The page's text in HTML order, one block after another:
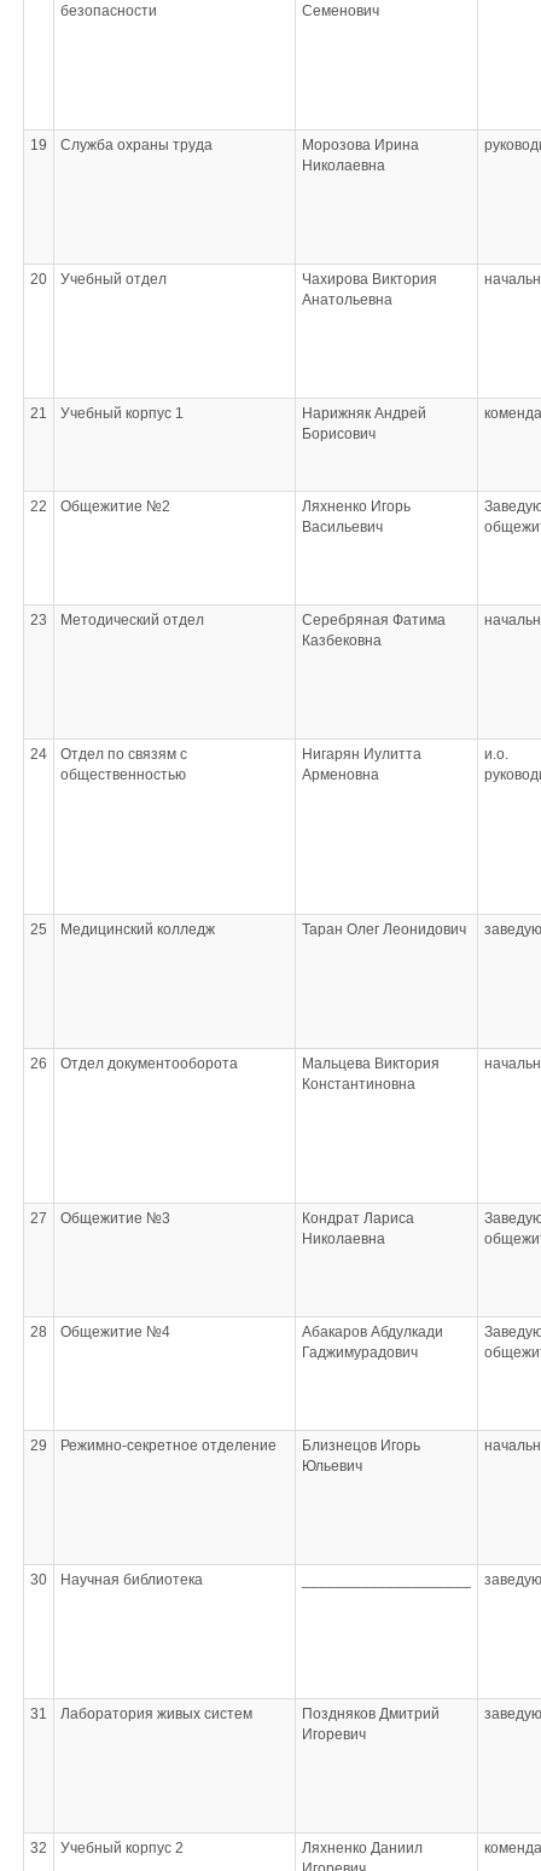
безопасности
Семенович
19 Служба охраны труда
Морозова Ирина
Николаевна
20 Учебный отдел
Чахирова Виктория
Анатольевна
21 Учебный корпус 1
Нарижняк Андрей
Борисович
22 Общежитие №2
Ляхненко Игорь
Васильевич
23 Методический отдел
Серебряная Фатима
Казбековна
24
Отдел по связям с
общественностью
Нигарян Иулитта
Арменовна
и.о.
25 Медицинский колледж Таран Олег Леонидович
26 Отдел документооборота
Мальцева Виктория
Константиновна
27 Общежитие №3
Кондрат Лариса
Николаевна
28 Общежитие №4
Абакаров Абдулкади
Гаджимурадович
29 Режимно-секретное отделение
Близнецов Игорь
Юльевич
30 Научная библиотека
31 Лаборатория живых систем
Поздняков Дмитрий
Игоревич
32 Учебный корпус 2
Ляхненко Даниил